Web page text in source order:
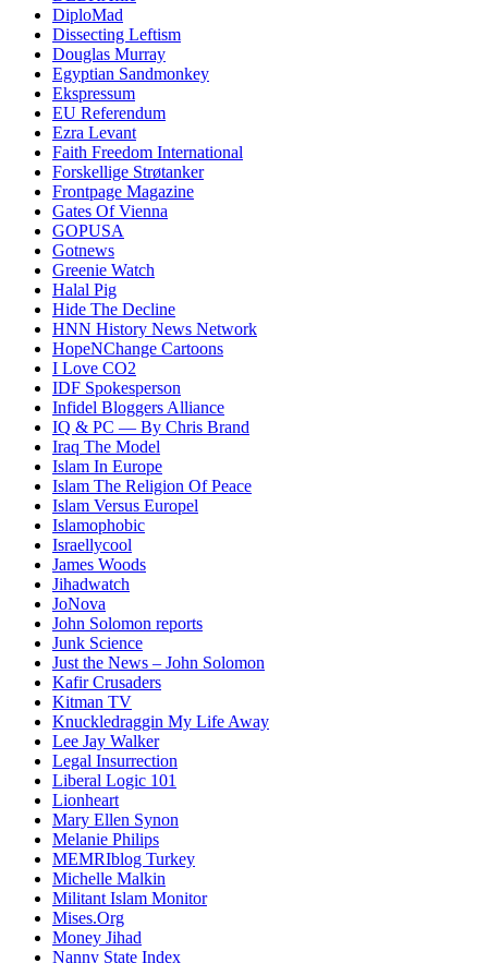
DiploMad
Dissecting Leftism
Douglas Murray
Egyptian Sandmonkey
Ekspressum
EU Referendum
Ezra Levant
Faith Freedom International
Forskellige Strøtanker
Frontpage Magazine
Gates Of Vienna
GOPUSA
Gotnews
Greenie Watch
Halal Pig
Hide The Decline
HNN History News Network
HopeNChange Cartoons
I Love CO2
IDF Spokesperson
Infidel Bloggers Alliance
IQ & PC — By Chris Brand
Iraq The Model
Islam In Europe
Islam The Religion Of Peace
Islam Versus Europel
Islamophobic
Israellycool
James Woods
Jihadwatch
JoNova
John Solomon reports
Junk Science
Just the News – John Solomon
Kafir Crusaders
Kitman TV
Knuckledraggin My Life Away
Lee Jay Walker
Legal Insurrection
Liberal Logic 101
Lionheart
Mary Ellen Synon
Melanie Philips
MEMRIblog Turkey
Michelle Malkin
Militant Islam Monitor
Mises.Org
Money Jihad
Nanny State Index